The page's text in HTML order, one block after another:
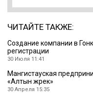
ЧИТАЙТЕ ТАКЖЕ:
Создание компании в
регистрации
30 Июля 11:41
Мангистауская
«Алтын жүрек»
30 Апреля 15:35